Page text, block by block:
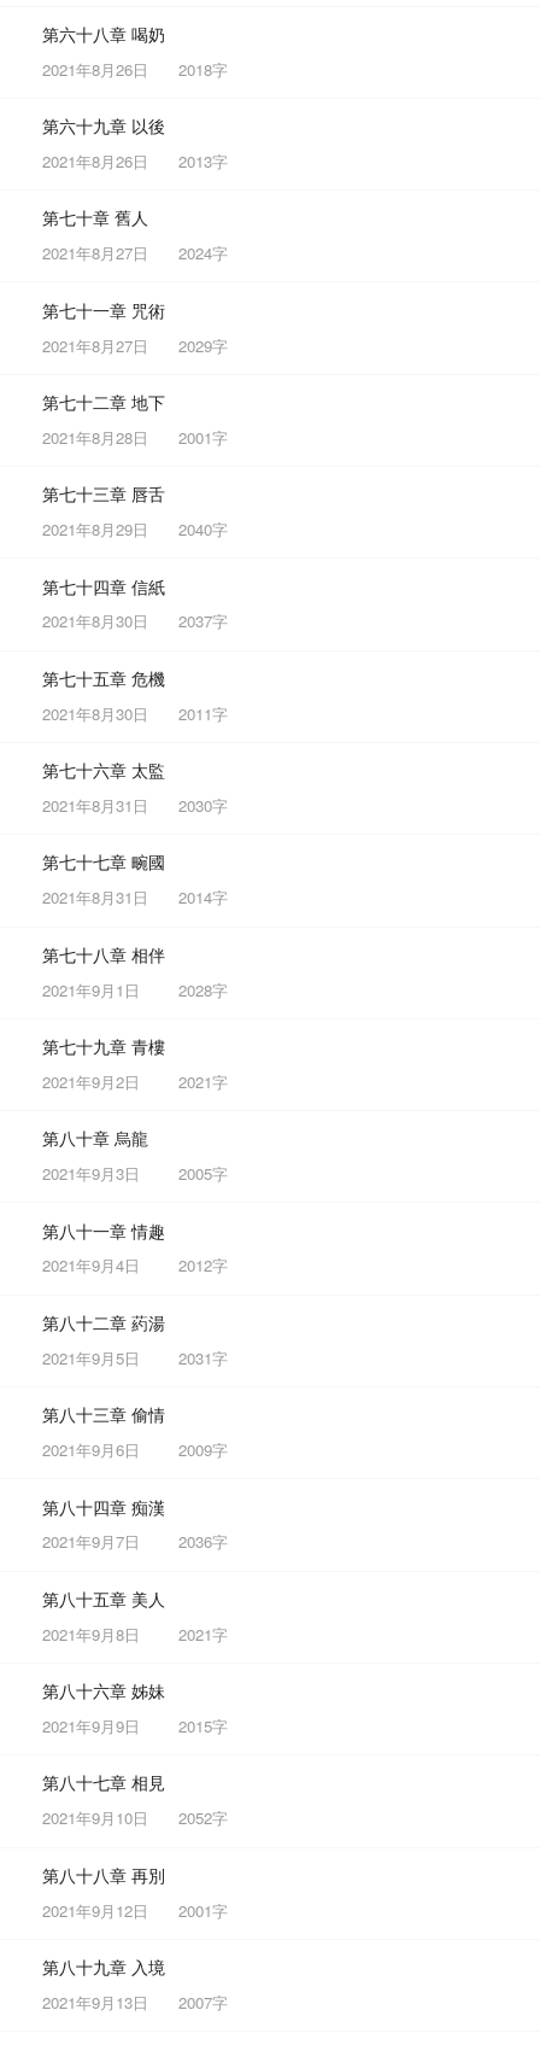
第六十八章 喝奶
2021年8月26日 2018字
第六十九章 以後
2021年8月26日 2013字
第七十章 舊人
2021年8月27日 2024字
第七十一章 咒術
2021年8月27日 2029字
第七十二章 地下
2021年8月28日 2001字
第七十三章 唇舌
2021年8月29日 2040字
第七十四章 信紙
2021年8月30日 2037字
第七十五章 危機
2021年8月30日 2011字
第七十六章 太監
2021年8月31日 2030字
第七十七章 畹國
2021年8月31日 2014字
第七十八章 相伴
2021年9月1日 2028字
第七十九章 青樓
2021年9月2日 2021字
第八十章 烏龍
2021年9月3日 2005字
第八十一章 情趣
2021年9月4日 2012字
第八十二章 葯湯
2021年9月5日 2031字
第八十三章 偷情
2021年9月6日 2009字
第八十四章 痴漢
2021年9月7日 2036字
第八十五章 美人
2021年9月8日 2021字
第八十六章 姊妹
2021年9月9日 2015字
第八十七章 相見
2021年9月10日 2052字
第八十八章 再別
2021年9月12日 2001字
第八十九章 入境
2021年9月13日 2007字